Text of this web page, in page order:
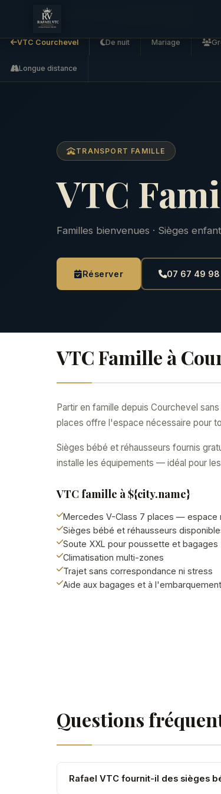
VTC Courchevel De nuit Mariage
Longue distance
TRANSPORT FAMILLE
VTC
Familles bienvenues · Sièges
Réserver 07 67 49 98
VTC Famille à
Partir en famille depuis Courchevel
places offre l'espace nécessaire pour
Sièges bébé et réhausseurs fournis
installe les équipements — idéal pour
VTC famille à ${city.name}
Mercedes V-Class 7 places — espace
Sièges bébé et réhausseurs
Soute XXL pour poussette et bagages
Climatisation multi-zones
Trajet sans correspondance ni stress
Aide aux bagages et à l'embarquement
Questions
Rafael VTC fournit-il des sièges